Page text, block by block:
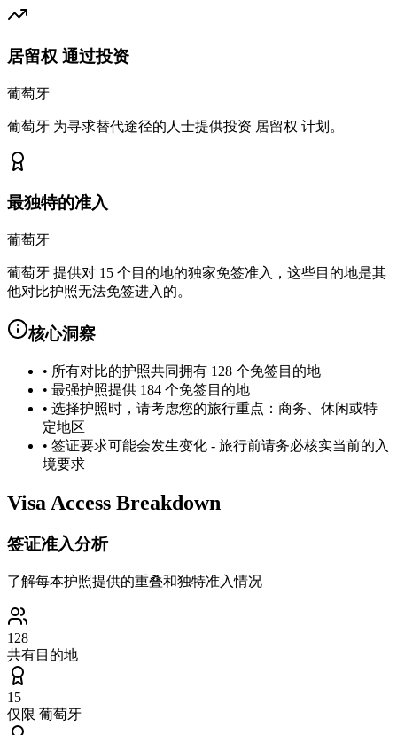
居留权 通过投资
葡萄牙
葡萄牙 为寻求替代途径的人士提供投资 居留权 计划。
最独特的准入
葡萄牙
葡萄牙 提供对 15 个目的地的独家免签准入，这些目的地是其
他对比护照无法免签进入的。
核心洞察
• 所有对比的护照共同拥有 128 个免签目的地
• 最强护照提供 184 个免签目的地
• 选择护照时，请考虑您的旅行重点：商务、休闲或特
定地区
• 签证要求可能会发生变化 - 旅行前请务必核实当前的入
境要求
Visa Access Breakdown
签证准入分析
了解每本护照提供的重叠和独特准入情况
128
共有目的地
15
仅限 葡萄牙